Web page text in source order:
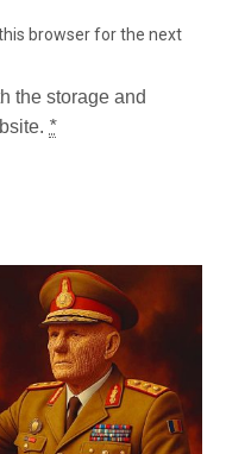
browser for the next
the storage and
*